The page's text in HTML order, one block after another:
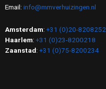
Email: info@mmverhuizingen.nl
Amsterdam: +31 (0)20-8208252
Haarlem: +31 (0)23-8200218
Zaanstad: +31 (0)75-8200234